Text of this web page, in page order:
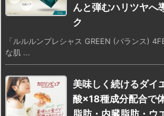
んと弾むハリツヤへ
ク
「ルルルンプレシャス GREEN (バランス)
な肌 ...
美味しく続けるダイ
酸×18種成分配合で
脂肪・内臓脂肪・ウ